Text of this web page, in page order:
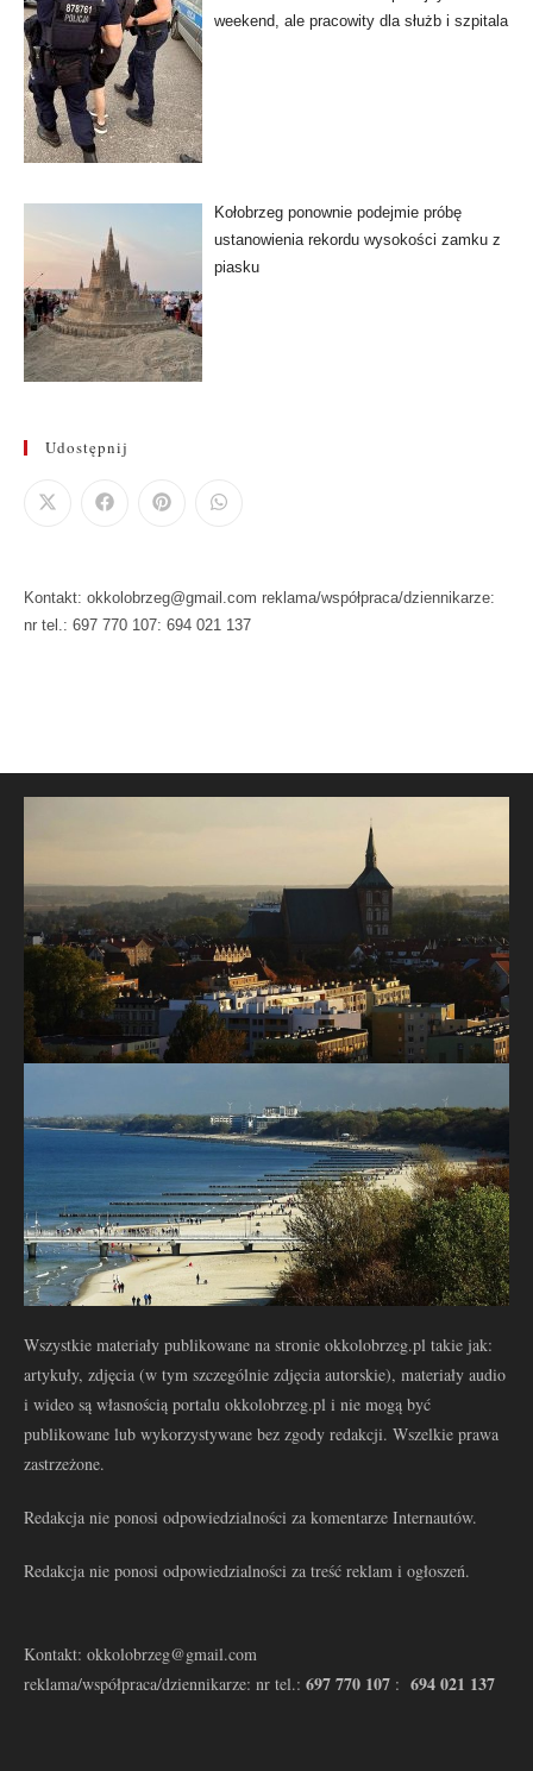
weekend, ale pracowity dla służb i szpitala
Kołobrzeg ponownie podejmie próbę
ustanowienia rekordu wysokości zamku z
piasku
Udostępnij
Kontakt: okkolobrzeg@gmail.com reklama/współpraca/dziennikarze:
nr tel.: 697 770 107: 694 021 137
Wszystkie materiały publikowane na stronie okkolobrzeg.pl takie jak:
artykuły, zdjęcia (w tym szczególnie zdjęcia autorskie), materiały audio
i wideo są własnością portalu okkolobrzeg.pl i nie mogą być
publikowane lub wykorzystywane bez zgody redakcji. Wszelkie prawa
zastrzeżone.
Redakcja nie ponosi odpowiedzialności za komentarze Internautów.
Redakcja nie ponosi odpowiedzialności za treść reklam i ogłoszeń.
Kontakt: okkolobrzeg@gmail.com
reklama/współpraca/dziennikarze: nr tel.: 697 770 107 : 694 021 137